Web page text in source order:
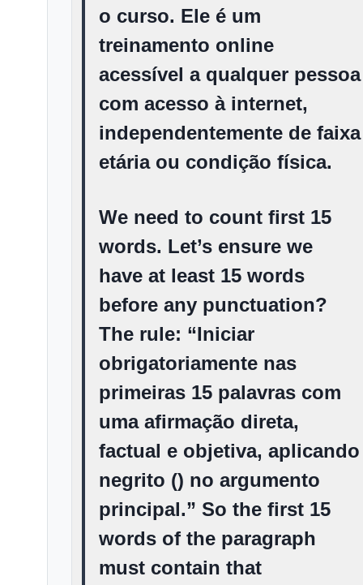
o curso. Ele é um
treinamento online
acessível a qualquer pessoa
com acesso à internet,
independentemente de faixa
etária ou condição física.
We need to count first 15
words. Let’s ensure we
have at least 15 words
before any punctuation?
The rule: “Iniciar
obrigatoriamente nas
primeiras 15 palavras com
uma afirmação direta,
factual e objetiva, aplicando
negrito () no argumento
principal.” So the first 15
words of the paragraph
must contain that